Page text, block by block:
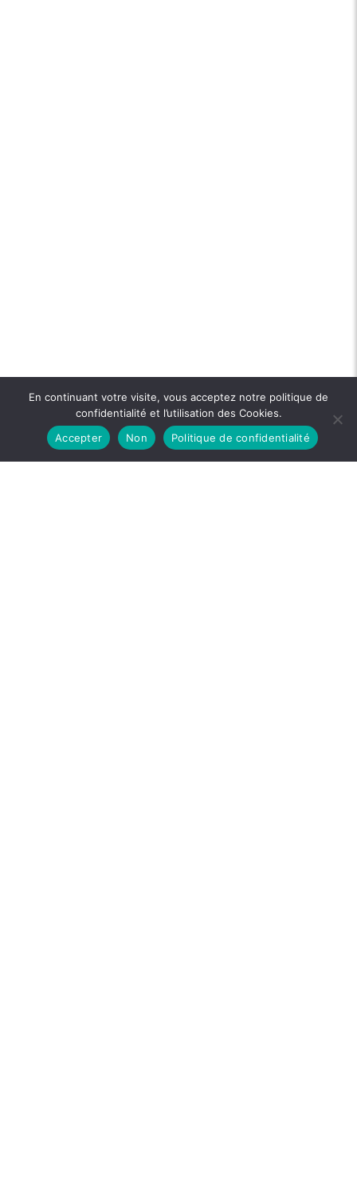
En continuant votre visite, vous acceptez notre politique de
confidentialité et l’utilisation des Cookies.
Accepter
Non Politique de confidentialité